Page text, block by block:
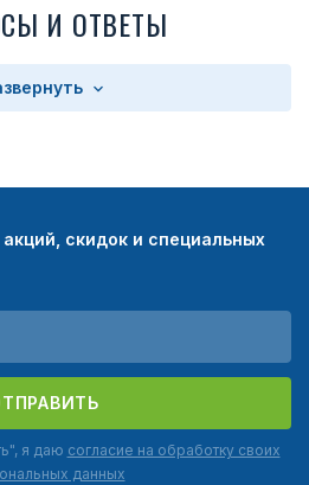
И ОТВЕТЫ
акций, скидок и специальных
я даю согласие на обработку своих
данных